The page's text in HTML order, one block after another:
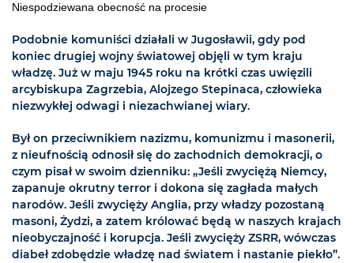
Niespodziewana obecność na procesie
Podobnie komuniści działali w Jugosławii, gdy pod
koniec drugiej wojny światowej objęli w tym kraju
władzę. Już w maju 1945 roku na krótki czas uwięzili
arcybiskupa Zagrzebia, Alojzego Stepinaca, człowieka
niezwykłej odwagi i niezachwianej wiary.
Był on przeciwnikiem nazizmu, komunizmu i masonerii,
z nieufnością odnosił się do zachodnich demokracji, o
czym pisał w swoim dzienniku: „Jeśli zwyciężą Niemcy,
zapanuje okrutny terror i dokona się zagłada małych
narodów. Jeśli zwycięży Anglia, przy władzy pozostaną
masoni, Żydzi, a zatem królować będą w naszych krajach
nieobyczajność i korupcja. Jeśli zwycięży ZSRR, wówczas
diabeł zdobędzie władzę nad światem i nastanie piekło”.